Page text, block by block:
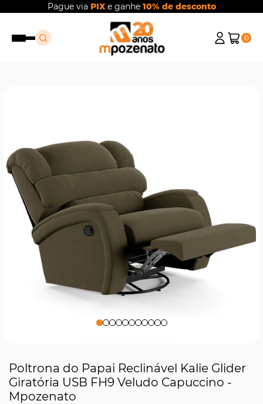
Pague via PIXe ganhe 10% de desconto
0
Poltrona do Papai Reclinável Kalie Glider
Giratória USB FH9 Veludo Capuccino -
Mpozenato